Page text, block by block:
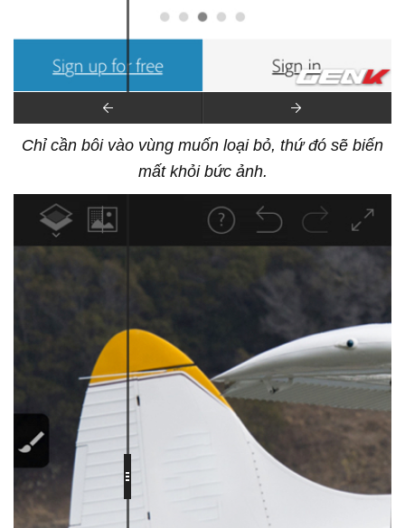
Chỉ cần bôi vào vùng muốn loại bỏ, thứ đó sẽ biến
mất khỏi bức ảnh.